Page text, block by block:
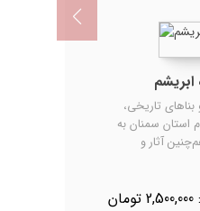
ابریشم
بناهای تاریخی،
سمنان به
2,500,000